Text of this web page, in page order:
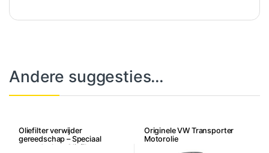
Andere suggesties…
Oliefilter verwijder
gereedschap – Speciaal
gereedschap Oliefilter
Originele VW Transporter
Motorolie